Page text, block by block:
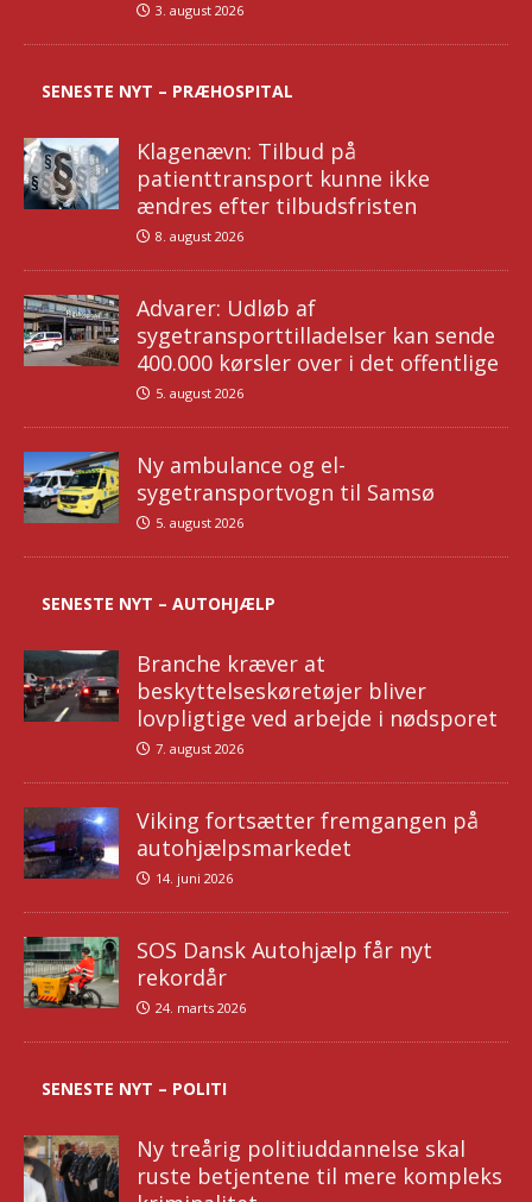
3. august 2026
SENESTE NYT – PRÆHOSPITAL
Klagenævn: Tilbud på
patienttransport kunne ikke
ændres efter tilbudsfristen
8. august 2026
Advarer: Udløb af
sygetransporttilladelser kan sende
400.000 kørsler over i det offentlige
5. august 2026
Ny ambulance og el-
sygetransportvogn til Samsø
5. august 2026
SENESTE NYT – AUTOHJÆLP
Branche kræver at
beskyttelseskøretøjer bliver
lovpligtige ved arbejde i nødsporet
7. august 2026
Viking fortsætter fremgangen på
autohjælpsmarkedet
14. juni 2026
SOS Dansk Autohjælp får nyt
rekordår
24. marts 2026
SENESTE NYT – POLITI
Ny treårig politiuddannelse skal
ruste betjentene til mere kompleks